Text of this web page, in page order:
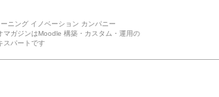
ニング イノベーション カンパニー
マガジンはMoodle 構築・カスタム・運用の
スパートです